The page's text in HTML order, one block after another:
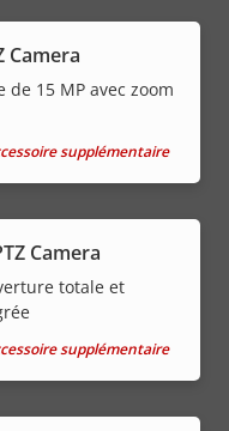
Camera
15 MP avec zoom
supplémentaire
Camera
totale et
supplémentaire